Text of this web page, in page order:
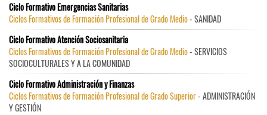
Ciclo Formativo Emergencias Sanitarias
Ciclos Formativos de Formación Profesional de Grado Medio- SANIDAD
Ciclo Formativo Atención Sociosanitaria
Ciclos Formativos de Formación Profesional de Grado Medio- SERVICIOS
SOCIOCULTURALES Y A LA COMUNIDAD
Ciclo Formativo Administración y Finanzas
Ciclos Formativos de Formación Profesional de Grado Superior- ADMINISTRACIÓN
Y GESTIÓN